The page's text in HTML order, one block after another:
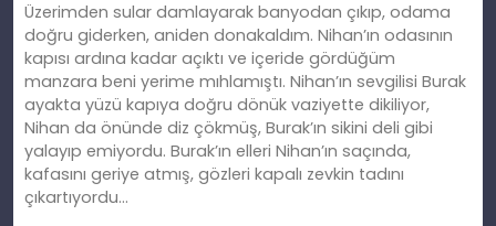
Üzerimden sular damlayarak banyodan çıkıp, odama
doğru giderken, aniden donakaldım. Nihan’ın odasının
kapısı ardına kadar açıktı ve içeride gördüğüm
manzara beni yerime mıhlamıştı. Nihan’ın sevgilisi Burak
ayakta yüzü kapıya doğru dönük vaziyette dikiliyor,
Nihan da önünde diz çökmüş, Burak’ın sikini deli gibi
yalayıp emiyordu. Burak’ın elleri Nihan’ın saçında,
kafasını geriye atmış, gözleri kapalı zevkin tadını
çıkartıyordu…